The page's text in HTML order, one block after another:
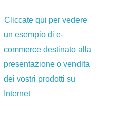
Cliccate qui per vedere
un esempio di e-
commerce destinato alla
presentazione o vendita
dei vostri prodotti su
Internet